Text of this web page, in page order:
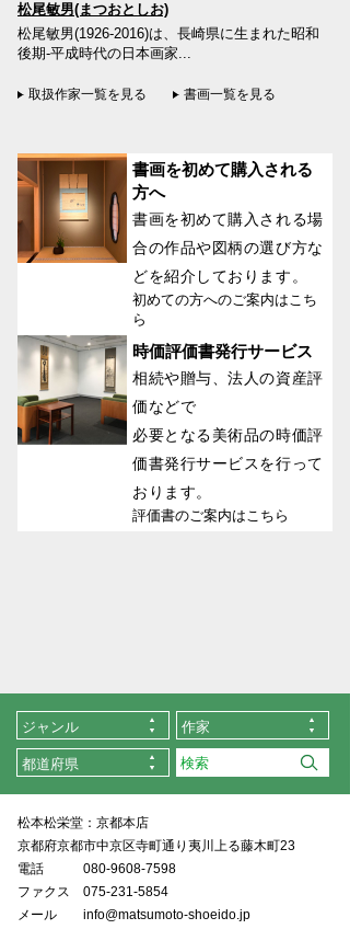
松尾敏男(まつおとしお)
松尾敏男(1926-2016)は、長崎県に生まれた昭和
後期-平成時代の日本画家...
取扱作家一覧を見る 書画一覧を見る
書画を初めて購入される
方へ
書画を初めて購入される場
合の作品や図柄の選び方な
どを紹介しております。
初めての方へのご案内はこち
ら
時価評価書発行サービス
相続や贈与、法人の資産評
価などで
必要となる美術品の時価評
価書発行サービスを行って
おります。
評価書のご案内はこちら
ジャンル 作家
都道府県
松本松栄堂：京都本店
京都府京都市中京区寺町通り夷川上る藤木町23
電話
080-9608-7598
ファクス
075-231-5854
メール
info@matsumoto-shoeido.jp